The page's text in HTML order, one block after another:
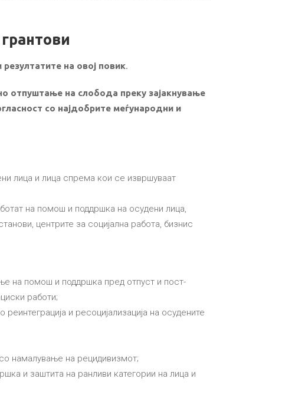
на овој повик.
отпуштање на слобода преку зајакнување
со најдобрите меѓународни и
лица и лица спрема кои се извршуваат
на помош и поддршка на осудени лица,
центрите за социјална работа, бизнис
на помош и поддршка пред отпуст и пост-
работи;
и ресоцијализација на осудените
намалување на рецидивизмот;
и заштита на ранливи категории на лица и